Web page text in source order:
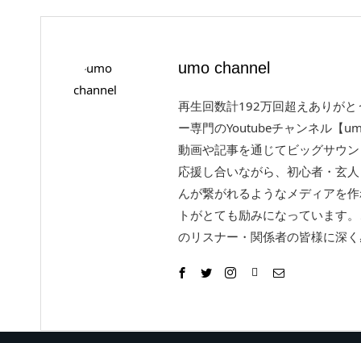
umo channel
再生回数計192万回超えありが
ー専門のYoutubeチャンネル【
動画や記事を通じてビッグサウ
応援し合いながら、初心者・玄
んが繋がれるようなメディアを
トがとても励みになっています
のリスナー・関係者の皆様に深